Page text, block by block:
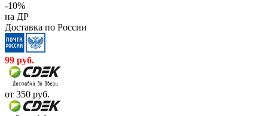
-10%
на ДР
Доставка по России
99 руб.
от 350 руб.